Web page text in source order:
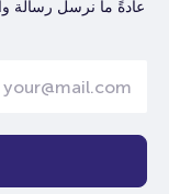
عادةً ما نرسل رسالة